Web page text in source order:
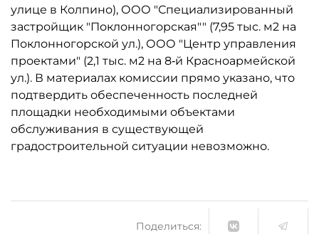
улице в Колпино), ООО "Специализированный
застройщик "Поклонногорская"" (7,95 тыс. м2 на
Поклонногорской ул.), ООО "Центр управления
проектами" (2,1 тыс. м2 на 8‑й Красноармейской
ул.). В материалах комиссии прямо указано, что
подтвердить обеспеченность последней
площадки необходимыми объектами
обслуживания в существующей
градостроительной ситуации невозможно.
Поделиться: